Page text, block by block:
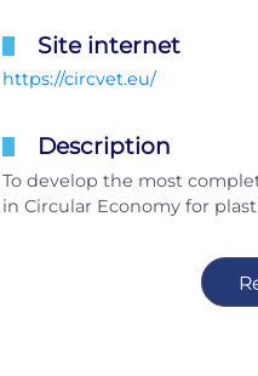
Site internet
https://circvet.eu/
Description
To develop the most
in Circular Economy for